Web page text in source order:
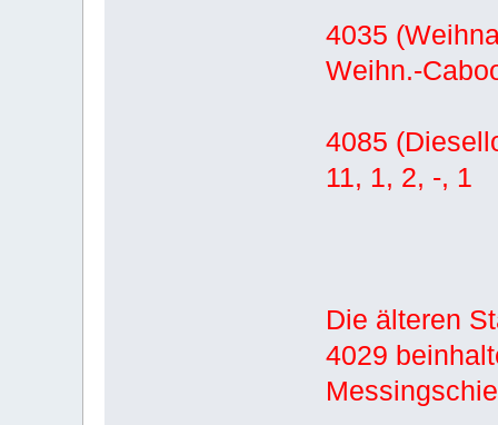
4035
Weihn.-
4085
11, 1, 2, -, 1
Die älteren
4029